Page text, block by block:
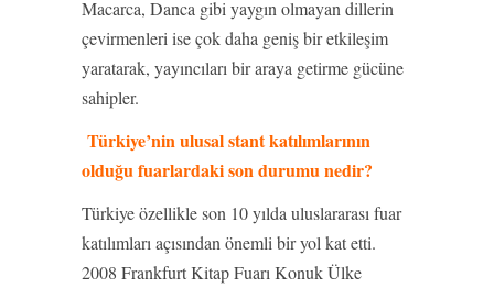
Macarca, Danca gibi yaygın olmayan dillerin
çevirmenleri ise çok daha geniş bir etkileşim
yaratarak, yayıncıları bir araya getirme gücüne
sahipler.
Türkiye’nin ulusal stant katılımlarının
olduğu fuarlardaki son durumu nedir?
Türkiye özellikle son 10 yılda uluslararası fuar
katılımları açısından önemli bir yol kat etti.
2008 Frankfurt Kitap Fuarı Konuk Ülke